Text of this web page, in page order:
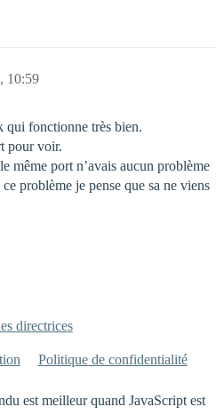
10:59
fonctionne très bien.
pour voir.
même port n’avais aucun problème
problème je pense que sa ne viens
directrices
Politique de confidentialité
est meilleur quand JavaScript est